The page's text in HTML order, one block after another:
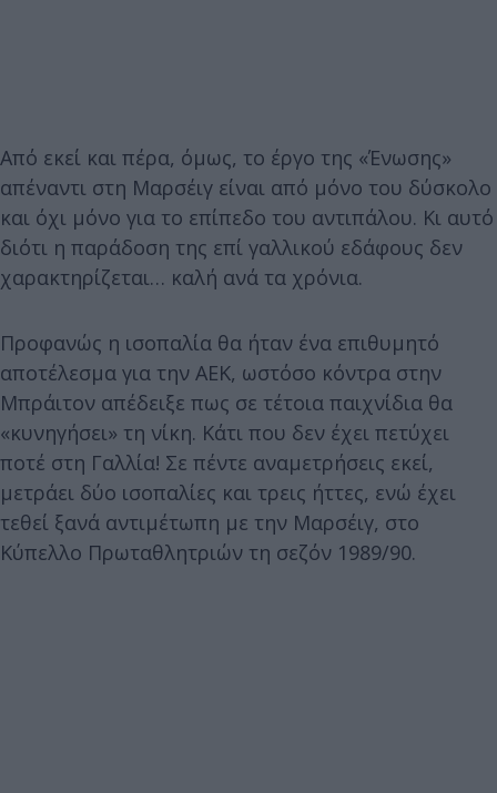
Από εκεί και πέρα, όμως, το έργο της «Ένωσης»
απέναντι στη Μαρσέιγ είναι από μόνο του δύσκολο
και όχι μόνο για το επίπεδο του αντιπάλου. Κι αυτό
διότι η παράδοση της επί γαλλικού εδάφους δεν
χαρακτηρίζεται… καλή ανά τα χρόνια.
Προφανώς η ισοπαλία θα ήταν ένα επιθυμητό
αποτέλεσμα για την ΑΕΚ, ωστόσο κόντρα στην
Μπράιτον απέδειξε πως σε τέτοια παιχνίδια θα
«κυνηγήσει» τη νίκη. Κάτι που δεν έχει πετύχει
ποτέ στη Γαλλία! Σε πέντε αναμετρήσεις εκεί,
μετράει δύο ισοπαλίες και τρεις ήττες, ενώ έχει
τεθεί ξανά αντιμέτωπη με την Μαρσέιγ, στο
Κύπελλο Πρωταθλητριών τη σεζόν 1989/90.